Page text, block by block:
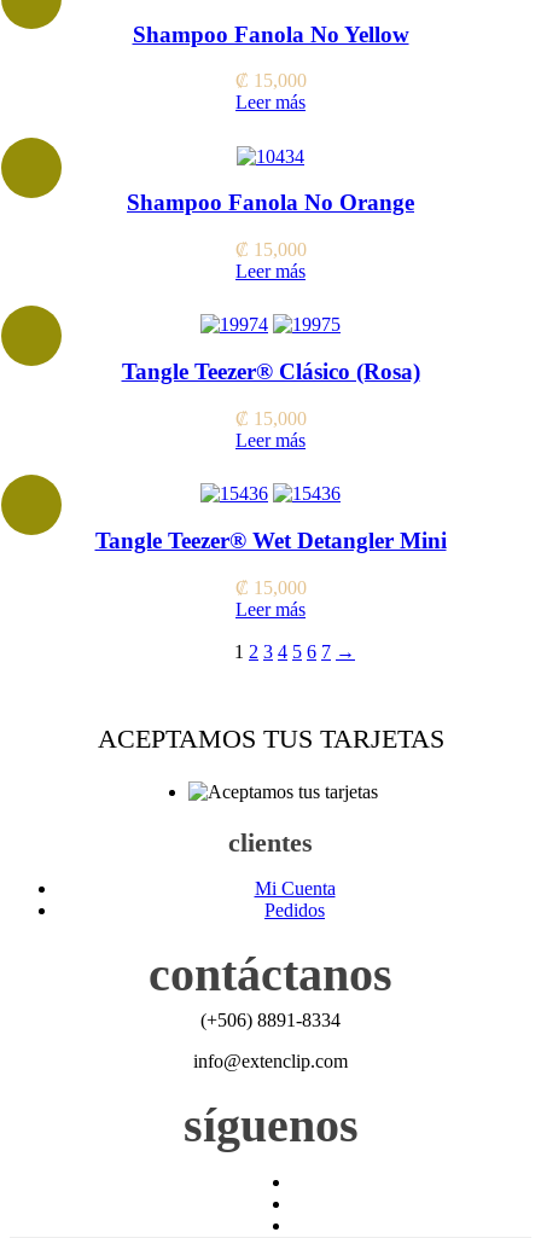
Shampoo Fanola No Yellow
₡ 15,000
Leer más
Shampoo Fanola No Orange
₡ 15,000
Leer más
Tangle Teezer® Clásico (Rosa)
₡ 15,000
Leer más
Tangle Teezer® Wet Detangler Mini
₡ 15,000
Leer más
1 2 3 4 5 6 7 →
ACEPTAMOS TUS TARJETAS
clientes
Mi Cuenta
Pedidos
contáctanos
(+506) 8891-8334
info@extenclip.com
síguenos